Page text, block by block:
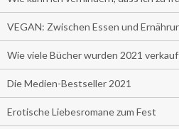
VEGAN: Zwischen Essen und
Wie viele Bücher wurden 2021
Die Medien-Bestseller 2021
Erotische Liebesromane zum Fest